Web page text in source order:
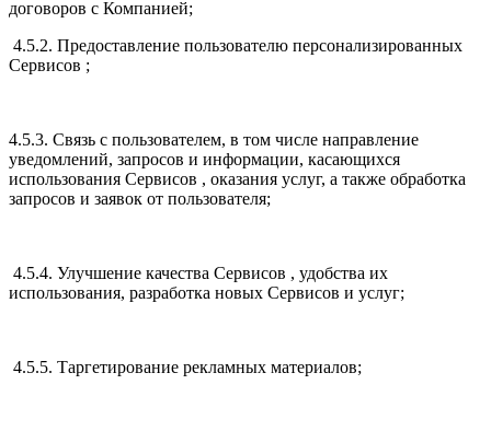
договоров с Компанией;
4.5.2. Предоставление пользователю персонализированных
Сервисов ;
4.5.3. Связь с пользователем, в том числе направление
уведомлений, запросов и информации, касающихся
использования Сервисов , оказания услуг, а также обработка
запросов и заявок от пользователя;
4.5.4. Улучшение качества Сервисов , удобства их
использования, разработка новых Сервисов и услуг;
4.5.5. Таргетирование рекламных материалов;